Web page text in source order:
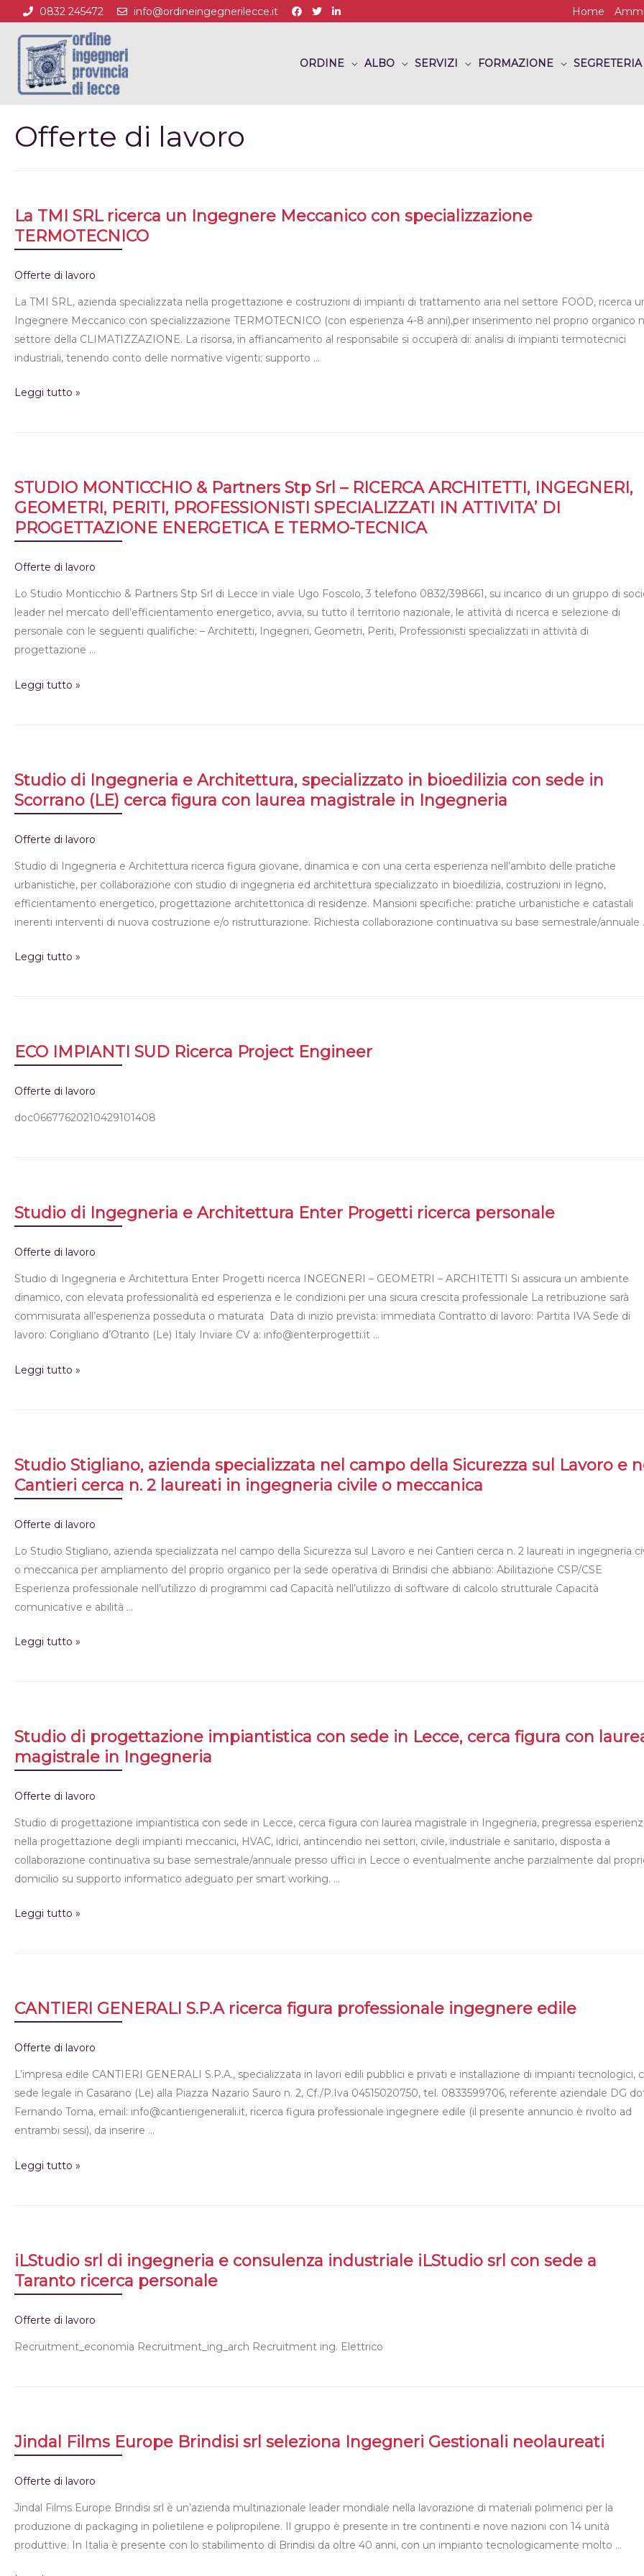
0832 245472 info@ordineingegnerilecce.it Home
ORDINE ALBO SERVIZI FORMAZIONE SEGRETERIA
Offerte di lavoro
La TMI SRL ricerca un Ingegnere Meccanico con specializzazione
TERMOTECNICO
Offerte di lavoro
La TMI SRL, azienda specializzata nella progettazione e costruzioni di impianti di trattamento aria nel settore FOOD, ricerca
Ingegnere Meccanico con specializzazione TERMOTECNICO (con esperienza 4-8 anni),per inserimento nel proprio organico
settore della CLIMATIZZAZIONE. La risorsa, in affiancamento al responsabile si occuperà di: analisi di impianti termotecnici
industriali, tenendo conto delle normative vigenti; supporto …
Leggi tutto »
STUDIO MONTICCHIO & Partners Stp Srl – RICERCA ARCHITETTI, INGEGNERI,
GEOMETRI, PERITI, PROFESSIONISTI SPECIALIZZATI IN ATTIVITA’ DI
PROGETTAZIONE ENERGETICA E TERMO-TECNICA
Offerte di lavoro
Lo Studio Monticchio & Partners Stp Srl di Lecce in viale Ugo Foscolo, 3 telefono 0832/398661, su incarico di un gruppo di
leader nel mercato dell’efficientamento energetico, avvia, su tutto il territorio nazionale, le attività di ricerca e selezione di
personale con le seguenti qualifiche: – Architetti, Ingegneri, Geometri, Periti, Professionisti specializzati in attività di
progettazione …
Leggi tutto »
Studio di Ingegneria e Architettura, specializzato in bioedilizia con sede in
Scorrano (LE) cerca figura con laurea magistrale in Ingegneria
Offerte di lavoro
Studio di Ingegneria e Architettura ricerca figura giovane, dinamica e con una certa esperienza nell’ambito delle pratiche
urbanistiche, per collaborazione con studio di ingegneria ed architettura specializzato in bioedilizia, costruzioni in legno,
efficientamento energetico, progettazione architettonica di residenze. Mansioni specifiche: pratiche urbanistiche e catastali
inerenti interventi di nuova costruzione e/o ristrutturazione. Richiesta collaborazione continuativa su base semestrale/annuale
Leggi tutto »
ECO IMPIANTI SUD Ricerca Project Engineer
Offerte di lavoro
doc06677620210429101408
Studio di Ingegneria e Architettura Enter Progetti ricerca personale
Offerte di lavoro
Studio di Ingegneria e Architettura Enter Progetti ricerca INGEGNERI – GEOMETRI – ARCHITETTI Si assicura un ambiente
dinamico, con elevata professionalità ed esperienza e le condizioni per una sicura crescita professionale La retribuzione sarà
commisurata all’esperienza posseduta o maturata Data di inizio prevista: immediata Contratto di lavoro: Partita IVA Sede di
lavoro: Corigliano d’Otranto (Le) Italy Inviare CV a: info@enterprogetti.it …
Leggi tutto »
Studio Stigliano, azienda specializzata nel campo della Sicurezza sul Lavoro e
Cantieri cerca n. 2 laureati in ingegneria civile o meccanica
Offerte di lavoro
Lo Studio Stigliano, azienda specializzata nel campo della Sicurezza sul Lavoro e nei Cantieri cerca n. 2 laureati in ingegneria
o meccanica per ampliamento del proprio organico per la sede operativa di Brindisi che abbiano: Abilitazione CSP/CSE
Esperienza professionale nell’utilizzo di programmi cad Capacità nell’utilizzo di software di calcolo strutturale Capacità
comunicative e abilità …
Leggi tutto »
Studio di progettazione impiantistica con sede in Lecce, cerca figura con
magistrale in Ingegneria
Offerte di lavoro
Studio di progettazione impiantistica con sede in Lecce, cerca figura con laurea magistrale in Ingegneria, pregressa
nella progettazione degli impianti meccanici, HVAC, idrici, antincendio nei settori, civile, industriale e sanitario, disposta a
collaborazione continuativa su base semestrale/annuale presso uffici in Lecce o eventualmente anche parzialmente dal
domicilio su supporto informatico adeguato per smart working. …
Leggi tutto »
CANTIERI GENERALI S.P.A ricerca figura professionale ingegnere edile
Offerte di lavoro
L’impresa edile CANTIERI GENERALI S.P.A., specializzata in lavori edili pubblici e privati e installazione di impianti tecnologici,
sede legale in Casarano (Le) alla Piazza Nazario Sauro n. 2, Cf./P.Iva 04515020750, tel. 0833599706, referente aziendale DG
Fernando Toma, email: info@cantierigenerali.it, ricerca figura professionale ingegnere edile (il presente annuncio è rivolto ad
entrambi sessi), da inserire …
Leggi tutto »
iLStudio srl di ingegneria e consulenza industriale iLStudio srl con sede a
Taranto ricerca personale
Offerte di lavoro
Recruitment_economia Recruitment_ing_arch Recruitment ing. Elettrico
Jindal Films Europe Brindisi srl seleziona Ingegneri Gestionali neolaureati
Offerte di lavoro
Jindal Films Europe Brindisi srl è un’azienda multinazionale leader mondiale nella lavorazione di materiali polimerici per la
produzione di packaging in polietilene e polipropilene. Il gruppo è presente in tre continenti e nove nazioni con 14 unità
produttive. In Italia è presente con lo stabilimento di Brindisi da oltre 40 anni, con un impianto tecnologicamente molto …